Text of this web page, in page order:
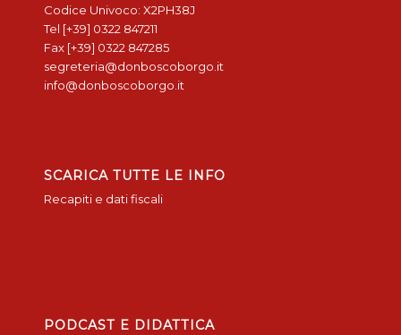
Codice Univoco: X2PH38J
Tel [+39] 0322 847211
Fax [+39] 0322 847285
segreteria@donboscoborgo.it
info@donboscoborgo.it
SCARICA TUTTE LE INFO
Recapiti e dati fiscali
PODCAST E DIDATTICA